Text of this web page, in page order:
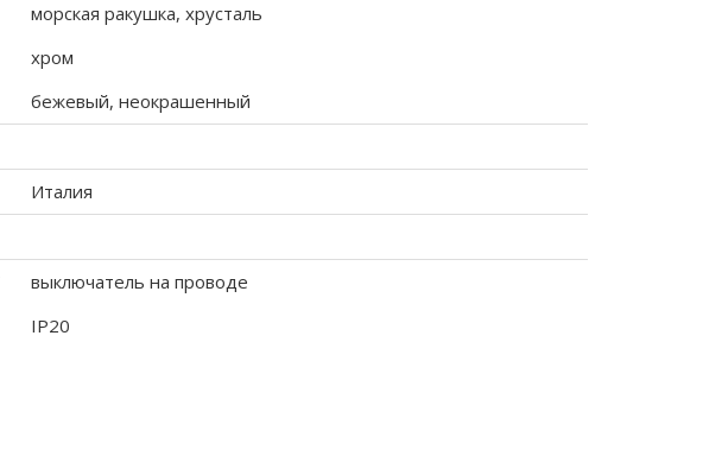
морская ракушка, хрусталь
хром
бежевый, неокрашенный
Италия
выключатель на проводе
IP20